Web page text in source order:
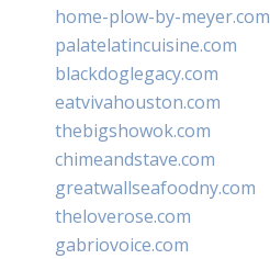
home-plow-by-meyer.com
palatelatincuisine.com
blackdoglegacy.com
eatvivahouston.com
thebigshowok.com
chimeandstave.com
greatwallseafoodny.com
theloverose.com
gabriovoice.com